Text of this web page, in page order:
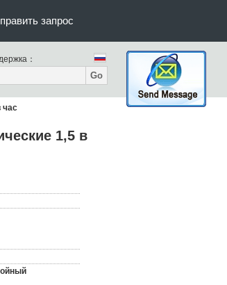
запрос
：
Go
час
1,5 в